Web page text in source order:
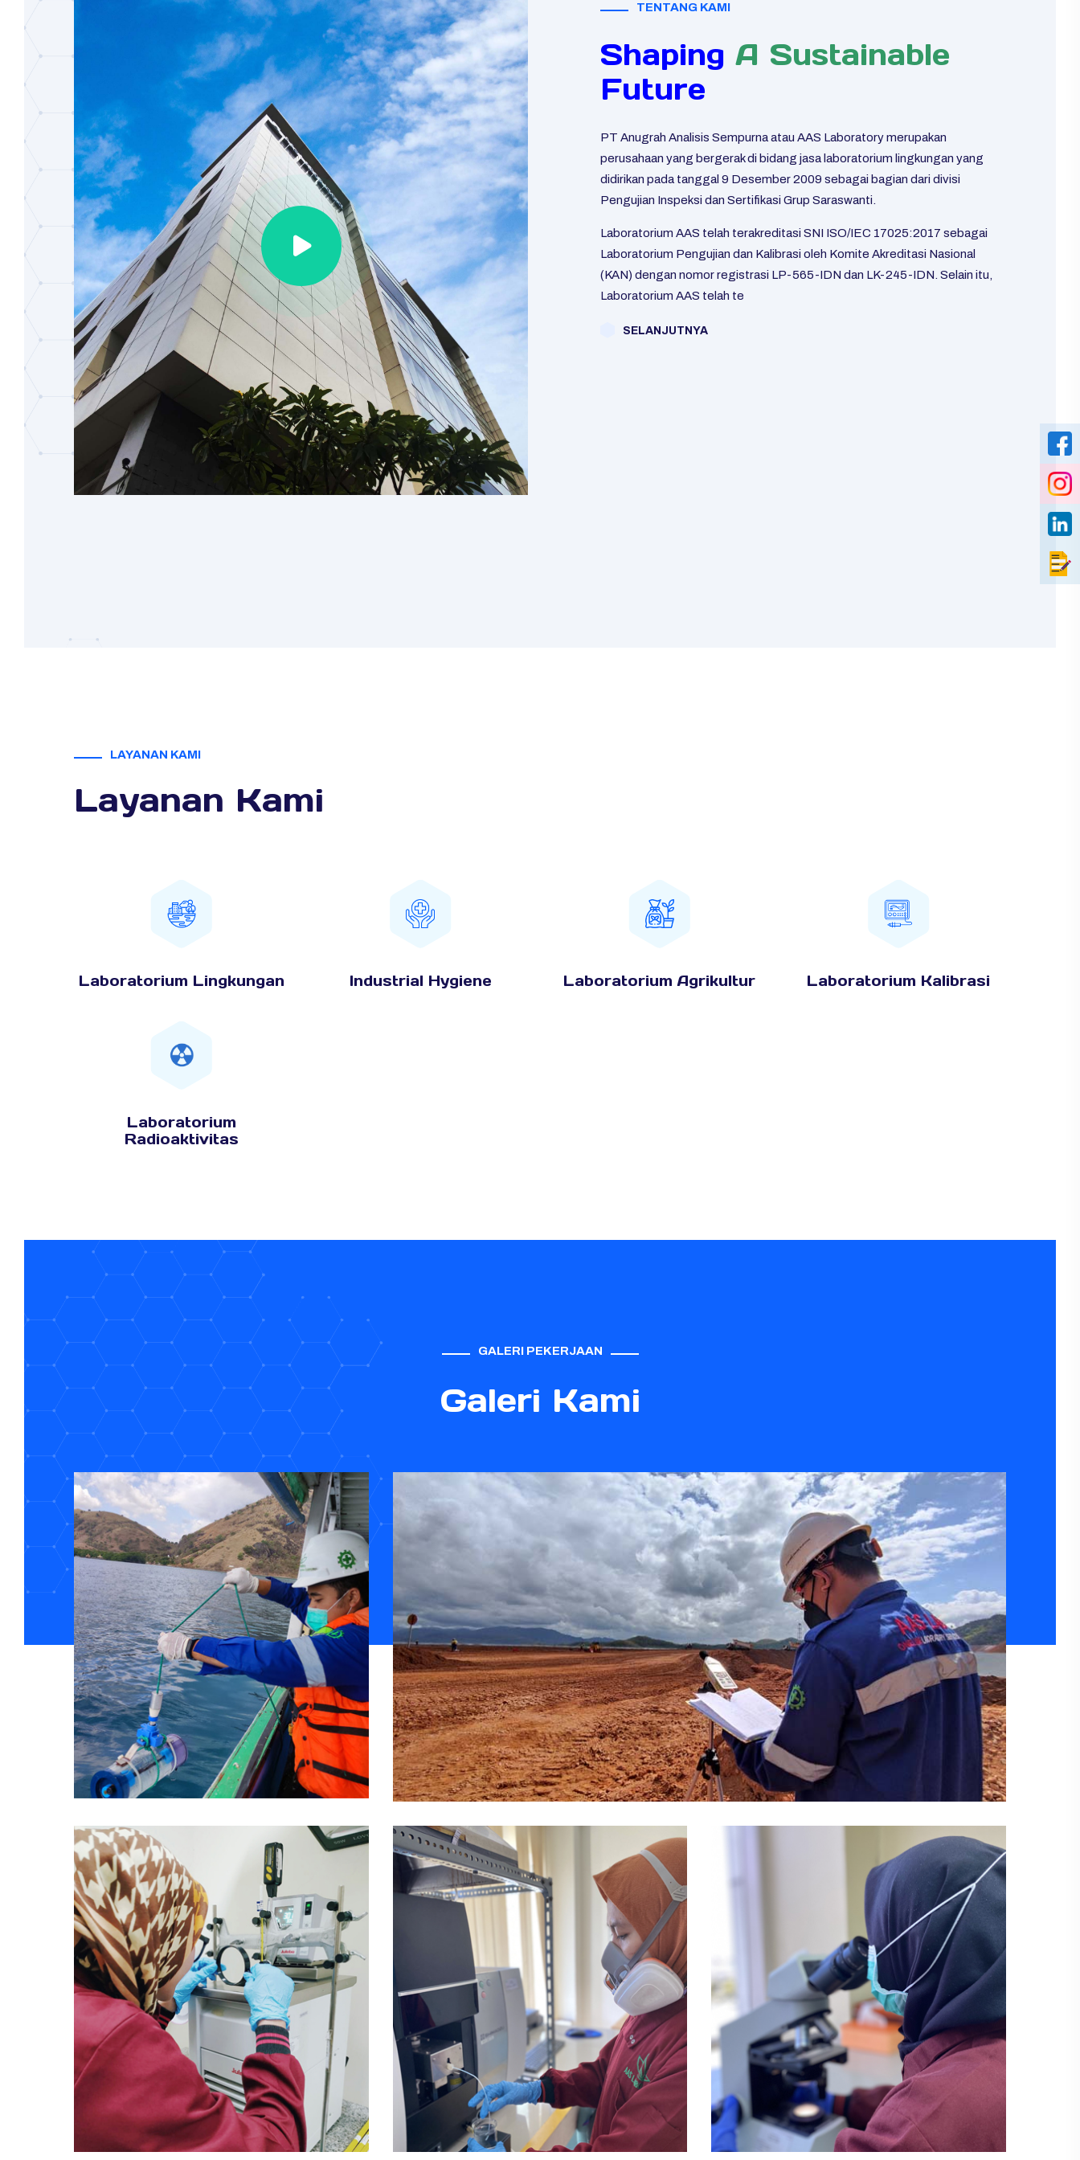
TENTANG KAMI
Shaping A Sustainable
Future
PT Anugrah Analisis Sempurna atau AAS Laboratory merupakan
perusahaan yang bergerak di bidang jasa laboratorium lingkungan yang
didirikan pada tanggal 9 Desember 2009 sebagai bagian dari divisi
Pengujian Inspeksi dan Sertifikasi Grup Saraswanti.
Laboratorium AAS telah terakreditasi SNI ISO/IEC 17025:2017 sebagai
Laboratorium Pengujian dan Kalibrasi oleh Komite Akreditasi Nasional
(KAN) dengan nomor registrasi LP-565-IDN dan LK-245-IDN. Selain itu,
Laboratorium AAS telah te
SELANJUTNYA
LAYANAN KAMI
Layanan Kami
Laboratorium Lingkungan Industrial Hygiene Laboratorium Agrikultur Laboratorium Kalibrasi
Laboratorium
Radioaktivitas
GALERI PEKERJAAN
Galeri Kami